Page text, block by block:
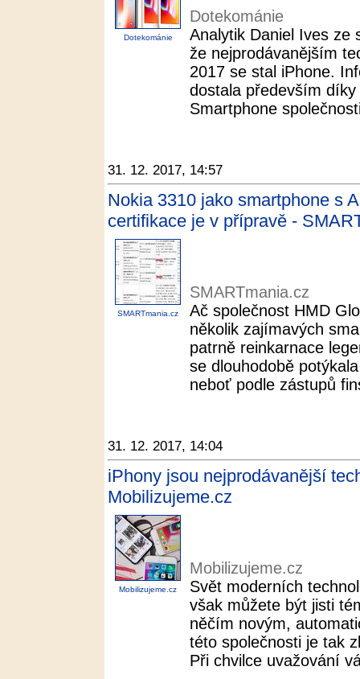
Dotekománie
Dotekománie
Analytik Daniel Ives ze
že nejprodávanějším
2017 se stal iPhone.
dostala především
Smartphone
31. 12. 2017, 14:57
Nokia 3310 jako smartphone s
certifikace je v přípravě -
SMARTmania.cz
SMARTmania.cz
Ač společnost HMD
několik zajímavých
patrně reinkarnace
se dlouhodobě
neboť podle zástupů
31. 12. 2017, 14:04
iPhony jsou nejprodávanější
Mobilizujeme.cz
Mobilizujeme.cz
Mobilizujeme.cz
Svět moderních
však můžete být jisti
něčím novým,
této společnosti je tak
Při chvilce uvažování